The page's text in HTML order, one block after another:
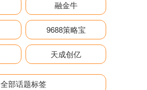
融金牛
9688策略宝
天成创亿
全部话题标签